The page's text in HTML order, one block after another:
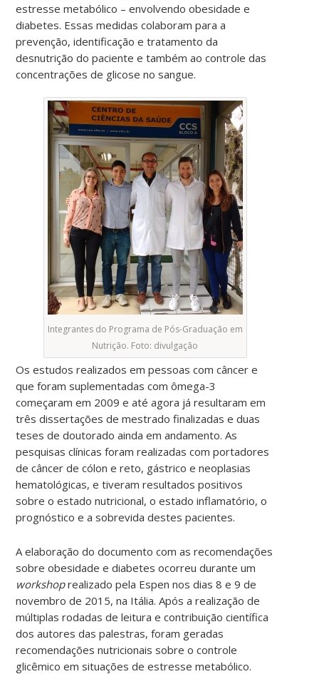
estresse metabólico – envolvendo obesidade e
diabetes. Essas medidas colaboram para a
prevenção, identificação e tratamento da
desnutrição do paciente e também ao controle das
concentrações de glicose no sangue.
Integrantes do Programa de Pós-Graduação em
Nutrição. Foto: divulgação
Os estudos realizados em pessoas com câncer e
que foram suplementadas com ômega-3
começaram em 2009 e até agora já resultaram em
três dissertações de mestrado finalizadas e duas
teses de doutorado ainda em andamento. As
pesquisas clínicas foram realizadas com portadores
de câncer de cólon e reto, gástrico e neoplasias
hematológicas, e tiveram resultados positivos
sobre o estado nutricional, o estado inflamatório, o
prognóstico e a sobrevida destes pacientes.
A elaboração do documento com as recomendações
sobre obesidade e diabetes ocorreu durante um
workshoprealizado pela Espen nos dias 8 e 9 de
novembro de 2015, na Itália. Após a realização de
múltiplas rodadas de leitura e contribuição científica
dos autores das palestras, foram geradas
recomendações nutricionais sobre o controle
glicêmico em situações de estresse metabólico.